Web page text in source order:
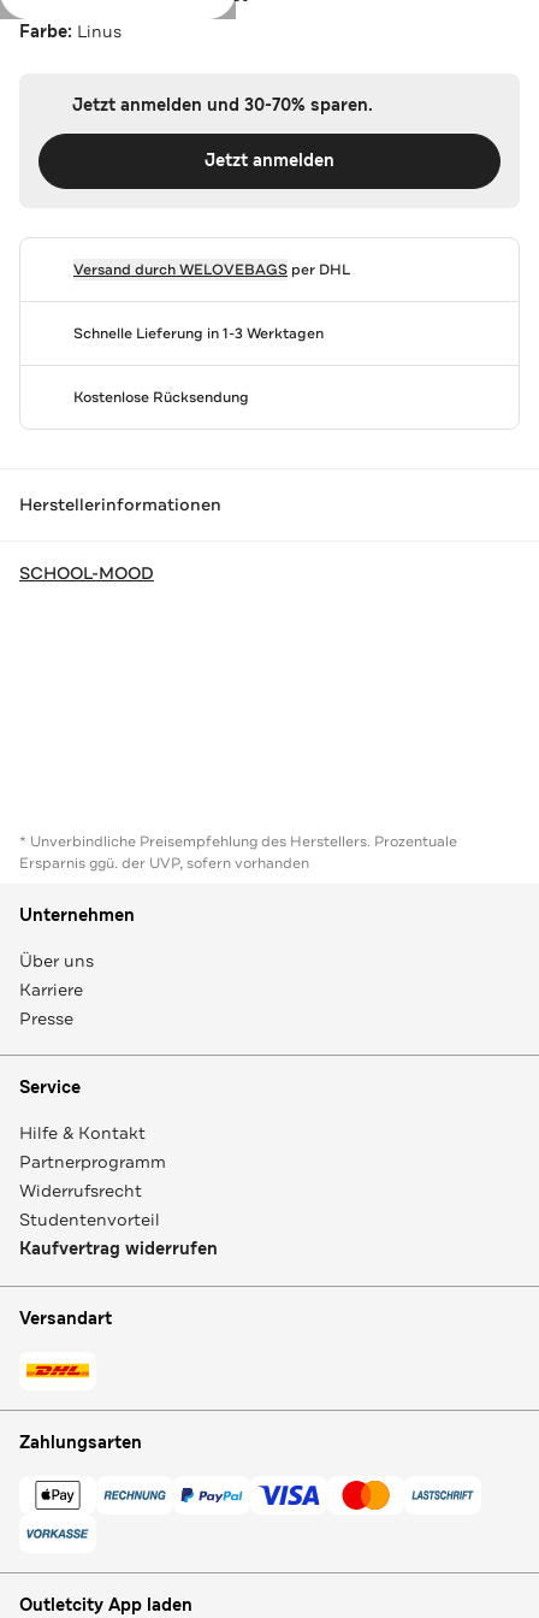
Farbe: Linus
Jetzt anmelden und 30-70% sparen.
Jetzt anmelden
Versand durchWELOVEBAGSper DHL
Schnelle Lieferung in 1-3 Werktagen
Kostenlose Rücksendung
Herstellerinformationen
SCHOOL-MOOD
* Unverbindliche Preisempfehlung des Herstellers. Prozentuale
Ersparnis ggü. der UVP, sofern vorhanden
Unternehmen
Über uns
Karriere
Presse
Service
Hilfe & Kontakt
Partnerprogramm
Widerrufsrecht
Studentenvorteil
Kaufvertrag widerrufen
Versandart
Zahlungsarten
Outletcity App laden